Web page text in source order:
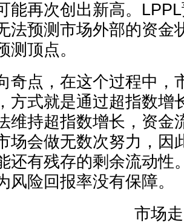
能再次创出新高。
法预测市场外部的资金
测顶点。
点，在这个过程中，
方式就是通过超指数增
维持超指数增长，资金
场会做无数次努力，因
还有残存的剩余流动性
风险回报率没有保障。
市场走